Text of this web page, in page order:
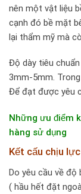
nên một vật liệu
cạnh đó bề mặt
lại thẩm mỹ mà
Độ dày tiêu
3mm-5mm.
Để đạt được yêu
Những ưu điểm
hàng sử dụng
Kết cấu chịu
Do yêu cầu về độ
( hầu hết đặt